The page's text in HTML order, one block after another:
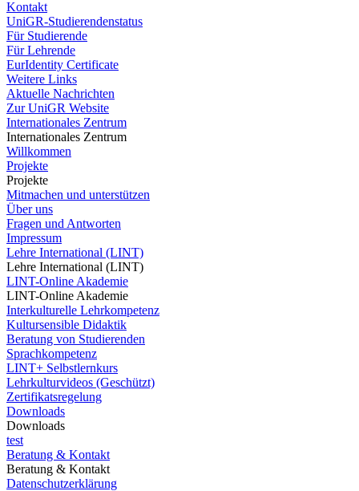
Kontakt
UniGR-Studierendenstatus
Für Studierende
Für Lehrende
EurIdentity Certificate
Weitere Links
Aktuelle Nachrichten
Zur UniGR Website
Internationales Zentrum
Internationales Zentrum
Willkommen
Projekte
Projekte
Mitmachen und unterstützen
Über uns
Fragen und Antworten
Impressum
Lehre International (LINT)
Lehre International (LINT)
LINT-Online Akademie
LINT-Online Akademie
Interkulturelle Lehrkompetenz
Kultursensible Didaktik
Beratung von Studierenden
Sprachkompetenz
LINT+ Selbstlernkurs
Lehrkulturvideos (Geschützt)
Zertifikatsregelung
Downloads
Downloads
test
Beratung & Kontakt
Beratung & Kontakt
Datenschutzerklärung